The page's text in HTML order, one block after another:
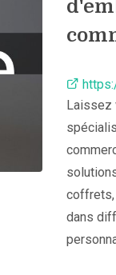
Laissez
coffrets,
dans